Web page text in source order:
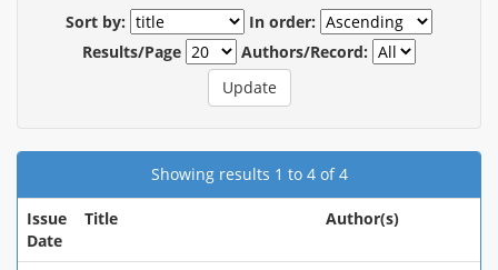
Sort by:
In order:
Results/Page
Authors/Record:
Showing results 1 to 4 of 4
Issue
Date
Title Author(s)